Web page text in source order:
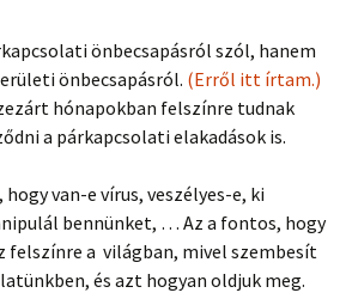
önbecsapásról szól, hanem
önbecsapásról. (Erről itt írtam.)
hónapokban felszínre tudnak
a párkapcsolati elakadások is.
van-e vírus, veszélyes-e, ki
bennünket, … Az a fontos, hogy
felszínre a világban, mivel szembesít
és azt hogyan oldjuk meg.